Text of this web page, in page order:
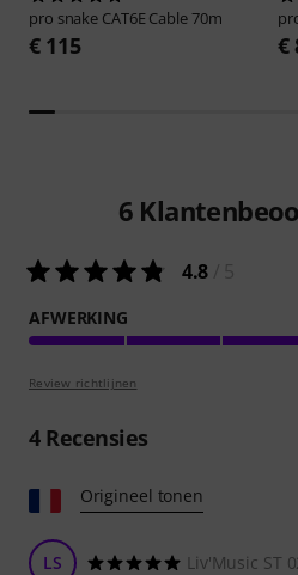
pro snake CAT6E Cable 70m
€ 115 €
6
4.8
AFWERKING
Review richtlijnen
4Recensies
Origineel tonen
LS Liv'Music ST